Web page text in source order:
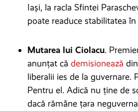
Iași, la racla Sfintei
poate readuce stabilitatea în
Mutarea lui Ciolacu.
anunțat că demisionează
liberalii ies de la guvernare.
Pentru el. Adică nu ține de
dacă rămâne țara